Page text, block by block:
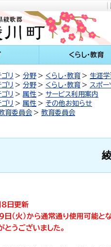
川町
くらし・教育
リ 分野 くらし・教育
生涯学
リ 分野 くらし・教育
スポー
リ 属性
サービス利用案内
リ 属性
その他お知らせ
育委員会 教育委員会
日更新
日（火）から通常通り使用可能と
うございました。